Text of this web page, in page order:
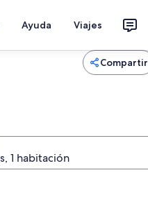
Ayuda Viajes
Compartir